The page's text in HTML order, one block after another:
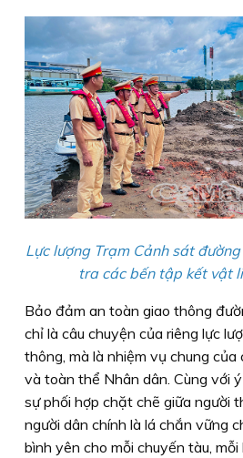
Lực lượng Trạm Cảnh sát
tra các bến tập kết vật
Bảo đảm an toàn giao thông
chỉ là câu chuyện của riêng lực
thông, mà là nhiệm vụ chung
và toàn thể Nhân dân. Cùng với
sự phối hợp chặt chẽ giữa người
người dân chính là lá chắn vững
bình yên cho mỗi chuyến tàu,